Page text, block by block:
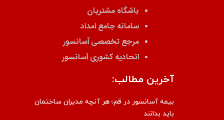
باشگاه مشتریان
سامانه جامع امداد
مرجع تخصصی آسانسور
اتحادیه کشوری آسانسور
آخرین مطالب:
بیمه آسانسور در قم؛ هر آنچه مدیران ساختمان
باید بدانند